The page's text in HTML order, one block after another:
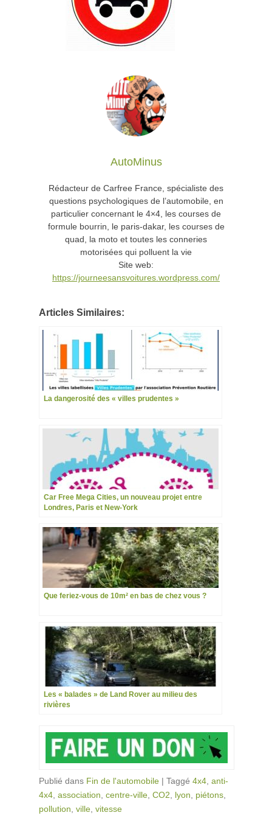
AutoMinus
Rédacteur de Carfree France, spécialiste des
questions psychologiques de l’automobile, en
particulier concernant le 4×4, les courses de
formule bourrin, le paris-dakar, les courses de
quad, la moto et toutes les conneries
motorisées qui polluent la vie
Site web:
https://journeesansvoitures.wordpress.com/
Articles Similaires:
La dangerosité des « villes prudentes »
Car Free Mega Cities, un nouveau projet entre
Londres, Paris et New-York
Que feriez-vous de 10m² en bas de chez vous ?
Les « balades » de Land Rover au milieu des
rivières
Publié dans Fin de l'automobile | Taggé 4x4 anti-
4x4 association centre-ville CO2 lyon piétons
pollution ville vitesse